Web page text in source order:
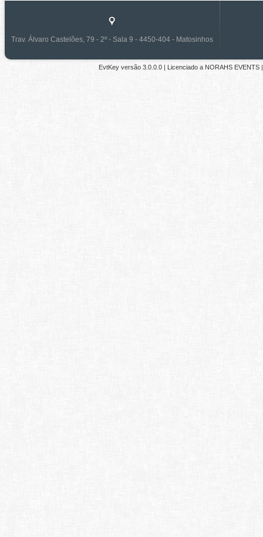
Trav. Álvaro Castelões, 79 - 2º - Sala 9 - 4450-404 - Matosinhos
EvtKey versão 3.0.0.0| Licenciado a NORAHS EVENTS